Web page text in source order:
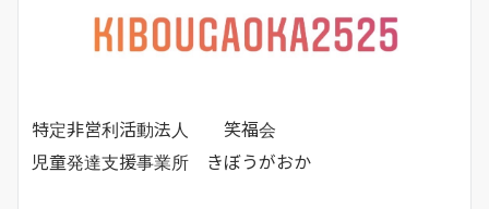
特定非営利活動法人 笑福会
児童発達支援事業所 きぼうがおか